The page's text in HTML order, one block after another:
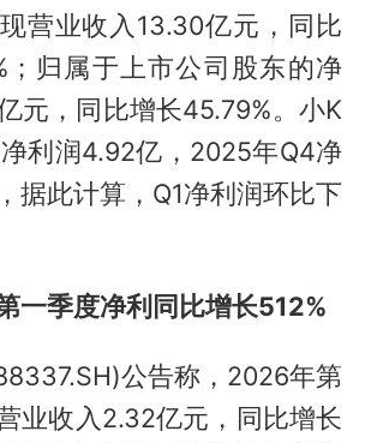
营业收入13.30亿元，同比
；归属于上市公司股东的净
元，同比增长45.79%。小K
利润4.92亿，2025年Q4净
据此计算，Q1净利润环比下
一季度净利同比增长512%
公告称，2026年第
业收入2.32亿元，同比增长